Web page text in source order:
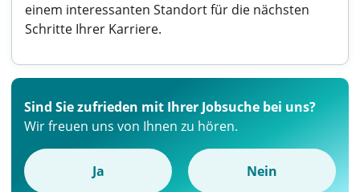
einem interessanten Standort für die nächsten
Schritte Ihrer Karriere.
Sind Sie zufrieden mit Ihrer Jobsuche bei uns?
Wir freuen uns von Ihnen zu hören.
Ja Nein